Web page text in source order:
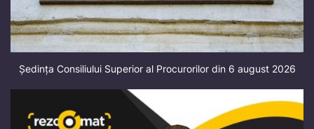
Ședința Consiliului Superior al Procurorilor din 6 august 2026